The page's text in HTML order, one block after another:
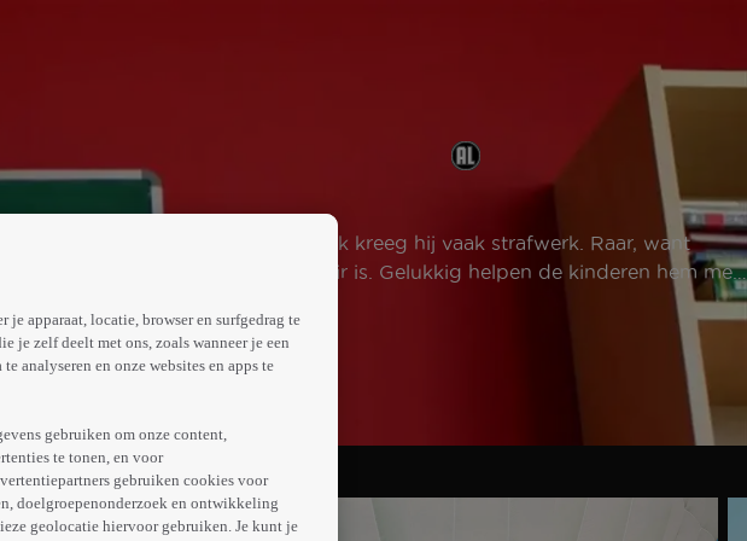
om niets de klas uitgestuurd. Ook kreeg hij vaak strafwerk. Raar, want
de juf. Dat is omdat hij nog stagiair is. Gelukkig helpen de kinderen hem met
apparaat, locatie, browser en surfgedrag te
je zelf deelt met ons, zoals wanneer je een
analyseren en onze websites en apps te
gebruiken om onze content,
te tonen, en voor
gebruiken cookies voor
doelgroepenonderzoek en ontwikkeling
geolocatie hiervoor gebruiken. Je kunt je